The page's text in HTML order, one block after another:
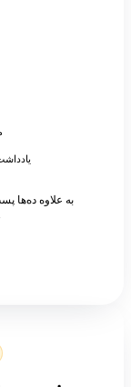
به علاوه ده‌ها